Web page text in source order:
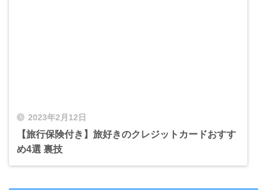
2023年2月12日
【旅行保険付き】旅好きのクレジットカードおすす
め4選 裏技